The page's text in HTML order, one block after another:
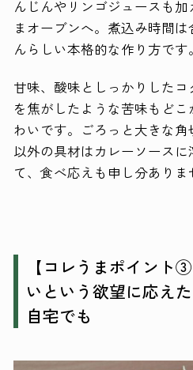
んじんやリンゴジュースも
まオーブンへ。煮込み時間
んらしい本格的な作り方です。
甘味、酸味としっかりした
を焦がしたような苦味もど
わいです。ごろっと大きな
以外の具材はカレーソース
て、食べ応えも申し分ありま
【コレうまポイント
いという欲望に応え
自宅でも